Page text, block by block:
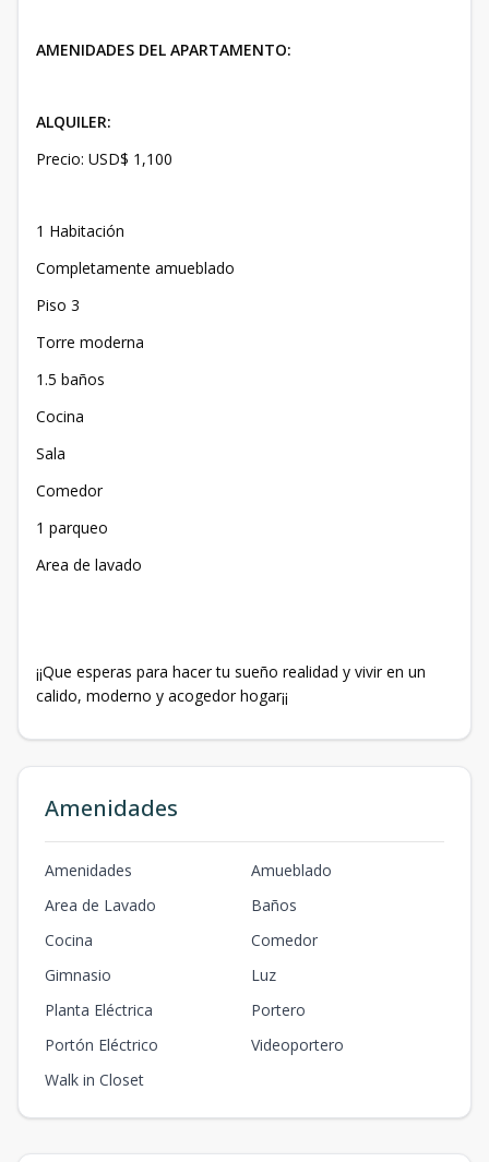
AMENIDADES DEL APARTAMENTO:
ALQUILER:
Precio: USD$ 1,100
1 Habitación
Completamente amueblado
Piso 3
Torre moderna
1.5 baños
Cocina
Sala
Comedor
1 parqueo
Area de lavado
¡¡Que esperas para hacer tu sueño realidad y vivir en un
calido, moderno y acogedor hogar¡¡
Amenidades
Amenidades
Amueblado
Area de Lavado
Baños
Cocina
Comedor
Gimnasio
Luz
Planta Eléctrica
Portero
Portón Eléctrico
Videoportero
Walk in Closet